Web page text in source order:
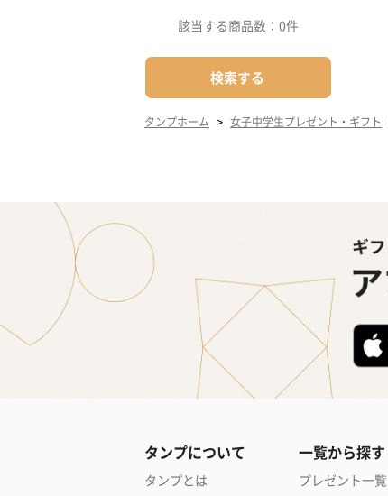
該当する商品数： 0件
検索する
タンプホーム > 女子中学生プレゼント・ギフト
タンプについて
タンプとは
一覧から探す
プレゼント一覧